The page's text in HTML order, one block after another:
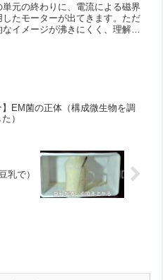
単元の終わりに、電流による磁界
したモーターが出てきます。ただ
なイメージが沸きにくく、理解の
】EM菌の正体（構成微生物を調
）
乳で）